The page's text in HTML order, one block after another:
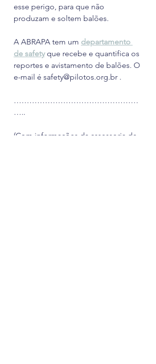
esse perigo, para que não
produzam e soltem balões.
A ABRAPA tem um departamento
de safety que recebe e quantifica os
reportes e avistamento de balões. O
e-mail é safety@pilotos.org.br .
…………………………………………
…..
(Com informações da assessoria de